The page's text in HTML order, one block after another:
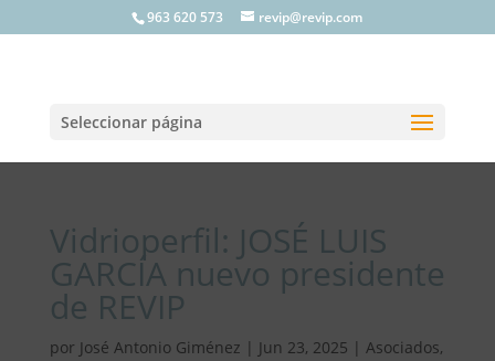
963 620 573 revip@revip.com
Seleccionar página
Vidrioperfil: JOSÉ LUIS
GARCÍA nuevo presidente
de REVIP
por José Antonio Giménez | Jun 23, 2025 | Asociados,